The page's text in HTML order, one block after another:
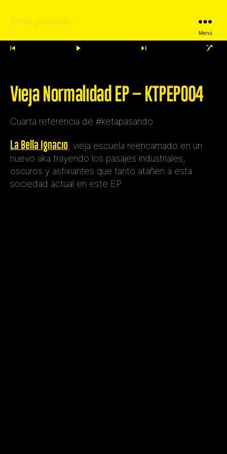
Menú
Vieja Normalidad EP – KTPEP004
Cuarta referencia de #ketapasando
La Bella Ignacio, vieja escuela reencarnado en un
nuevo aka trayendo los pasajes industriales,
oscuros y asfixiantes que tanto atañen a esta
sociedad actual en este EP